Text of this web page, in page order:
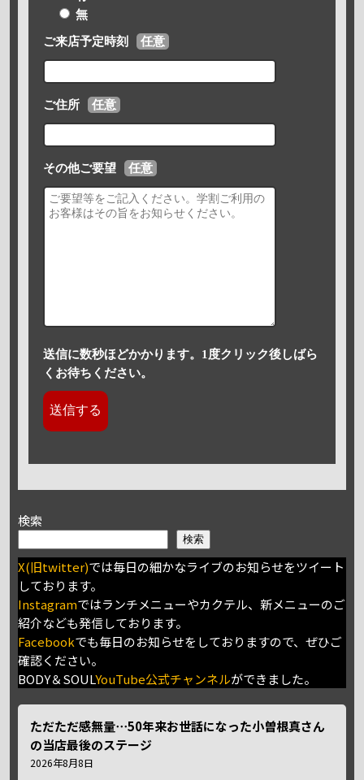
無
ご来店予定時刻 任意
ご住所 任意
その他ご要望 任意
送信に数秒ほどかかります。1度クリック後しばら
くお待ちください。
検索
検索
X(旧twitter)では毎日の細かなライブのお知らせをツイート
しております。
Instagramではランチメニューやカクテル、新メニューのご
紹介なども発信しております。
Facebookでも毎日のお知らせをしておりますので、ぜひご
確認ください。
BODY＆SOULYouTube公式チャンネルができました。
ただただ感無量⋯50年来お世話になった小曽根真さん
の当店最後のステージ
2026年8月8日